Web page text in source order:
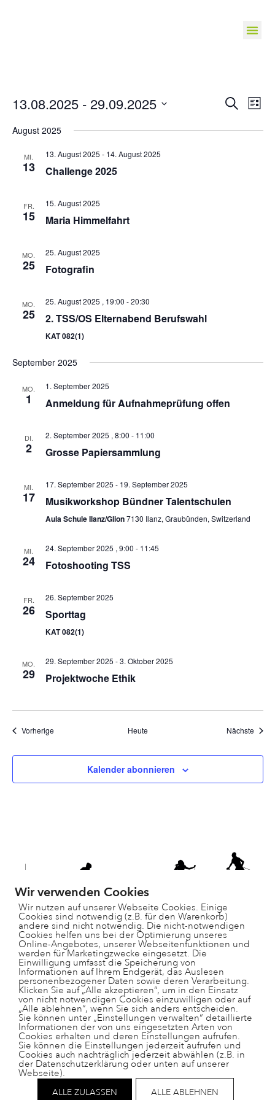
und
Suche
Liste
13.08.2025 - 29.09.2025
wählen.
August 2025
MI.
13
13. August 2025 - 14. August 2025
Challenge 2025
FR.
15
15. August 2025
Maria Himmelfahrt
MO.
25
25. August 2025
Fotografin
MO.
25
25. August 2025 , 19:00 -20:30
2. TSS/OS Elternabend Berufswahl
KAT 082(1)
September 2025
MO.
1
1. September 2025
Anmeldung für Aufnahmeprüfung offen
DI.
2
2. September 2025 , 8:00 - 11:00
Grosse Papiersammlung
MI.
17
17. September 2025 - 19. September 2025
Musikworkshop Bündner Talentschulen
Aula Schule Ilanz/Glion7130 Ilanz, Graubünden, Switzerland
MI.
24
24. September 2025 , 9:00 - 11:45
Fotoshooting TSS
FR.
26
26. September 2025
Sporttag
KAT 082(1)
MO.
29
29. September 2025 -3. Oktober 2025
Projektwoche Ethik
VorherigeVeranstaltungen Heute Nächste
Kalender abonnieren
Paradisgärtli 9, 7130 Ilanz
081 925 28 29
schulleitung@ts-surselva.ch
Impressum
Datenschutz
Wir verwenden Cookies
Wir nutzen auf unserer Webseite Cookies. Einige
Cookies sind notwendig (z.B. für den Warenkorb)
andere sind nicht notwendig. Die nicht-notwendigen
Cookies helfen uns bei der Optimierung unseres
Online-Angebotes, unserer Webseitenfunktionen und
werden für Marketingzwecke eingesetzt. Die
Einwilligung umfasst die Speicherung von
Informationen auf Ihrem Endgerät, das Auslesen
personenbezogener Daten sowie deren Verarbeitung.
Klicken Sie auf „Alle akzeptieren“, um in den Einsatz
von nicht notwendigen Cookies einzuwilligen oder auf
„Alle ablehnen“, wenn Sie sich anders entscheiden.
Sie können unter „Einstellungen verwalten“ detaillierte
Informationen der von uns eingesetzten Arten von
Cookies erhalten und deren Einstellungen aufrufen.
Sie können die Einstellungen jederzeit aufrufen und
Cookies auch nachträglich jederzeit abwählen (z.B. in
der Datenschutzerklärung oder unten auf unserer
Webseite).
ALLE ZULASSEN ALLE ABLEHNEN